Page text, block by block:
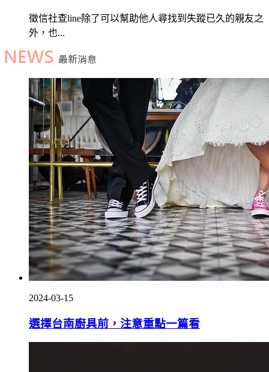
徵信社查line除了可以幫助他人尋找到失蹤已久的親友之
外，也...
2024-03-15
選擇台南廚具前，注意重點一篇看